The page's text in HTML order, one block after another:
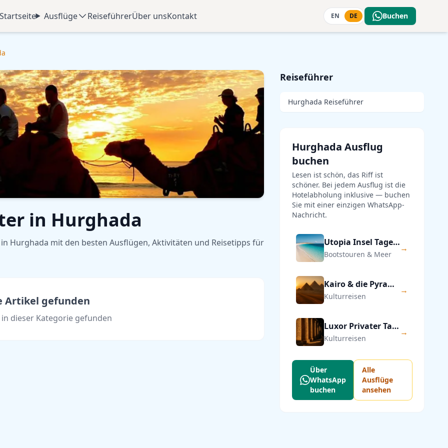
Startseite
Ausflüge ReiseführerÜber unsKontakt EN DE Buchen
in Hurghada
Hurghada mit den besten Ausflügen, Aktivitäten und Reisetipps für
Artikel gefunden
dieser Kategorie gefunden
Reiseführer
Hurghada Reiseführer
Hurghada Ausflug
buchen
Lesen ist schön, das Riff ist
schöner. Bei jedem Ausflug ist die
Hotelabholung inklusive — buchen
Sie mit einer einzigen WhatsApp-
Nachricht.
Utopia Insel Tagesausflug ab Hurghada
Bootstouren & Meer
→
Kairo & die Pyramiden von Gizeh — Privater Tagesausflug
Kulturreisen
→
Luxor Privater Tagesausflug ab Hurghada
Kulturreisen
→
Über
WhatsApp
buchen
Alle
Ausflüge
ansehen